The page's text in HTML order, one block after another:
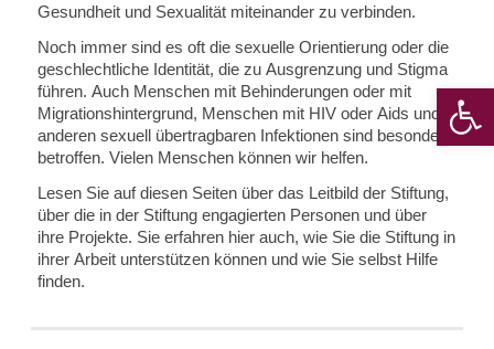
Gesundheit und Sexualität miteinander zu verbinden.
Noch immer sind es oft die sexuelle Orientierung oder die
geschlechtliche Identität, die zu Ausgrenzung und Stigma
führen. Auch Menschen mit Behinderungen oder mit
Migrationshintergrund, Menschen mit HIV oder Aids und
anderen sexuell übertragbaren Infektionen sind besonders
betroffen. Vielen Menschen können wir helfen.
Lesen Sie auf diesen Seiten über das Leitbild der Stiftung,
über die in der Stiftung engagierten Personen und über
ihre Projekte. Sie erfahren hier auch, wie Sie die Stiftung in
ihrer Arbeit unterstützen können und wie Sie selbst Hilfe
finden.